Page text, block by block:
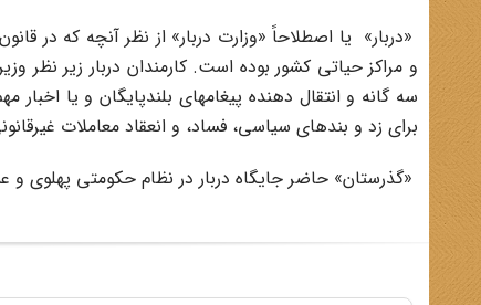
«دربار» یا اصطلاحاً «وزارت دربار» از نظر آنچه که
و مراکز حیاتی کشور بوده است. کارمندان دربار زیر نظر
سه گانه و انتقال دهنده پیغامهای بلندپایگان و یا
برای زد و بندهای سیاسی، فساد، و انعقاد معاملات
«گذرستان» حاضر جایگاه دربار در نظام حکومتی پهلوی و